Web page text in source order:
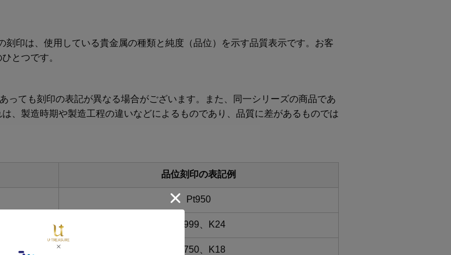
印は、使用している貴金属の種類と純度（品位）を示す品質表示です。お客
とつです。
っても刻印の表記が異なる場合がございます。また、同一シリーズの商品であ
、製造時期や製造工程の違いなどによるものであり、品質に差があるものでは
品位刻印の表記例
Pt950
Au999、K24
Au750、K18